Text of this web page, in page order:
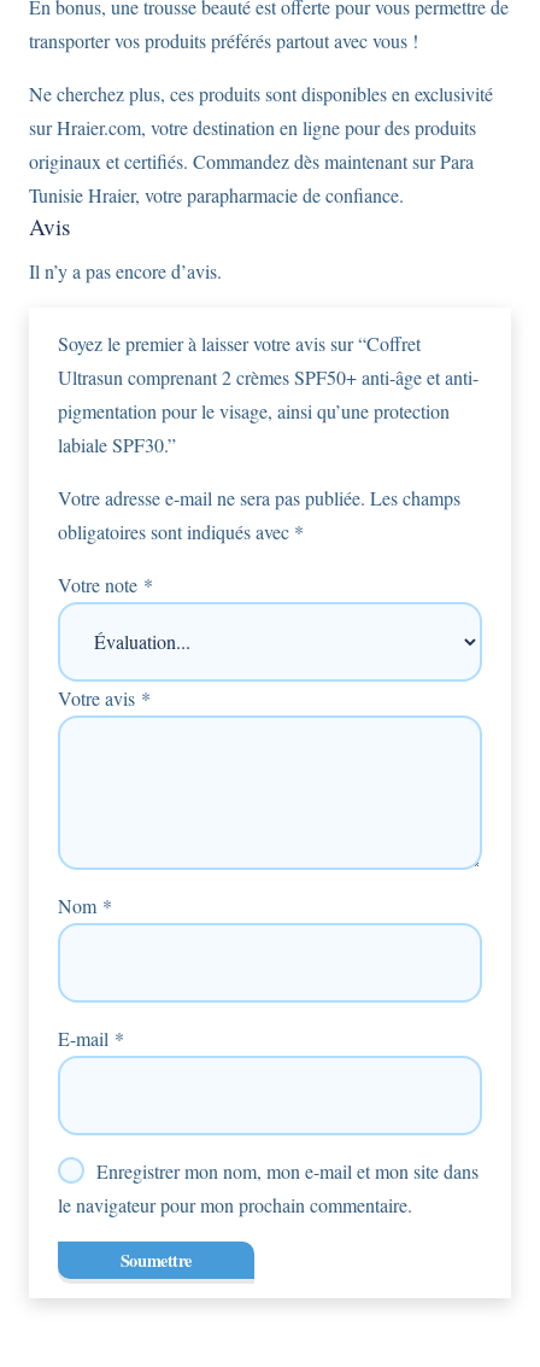
En bonus, une trousse beauté est offerte pour vous permettre de
transporter vos produits préférés partout avec vous !
Ne cherchez plus, ces produits sont disponibles en exclusivité
sur Hraier.com, votre destination en ligne pour des produits
originaux et certifiés. Commandez dès maintenant sur Para
Tunisie Hraier, votre parapharmacie de confiance.
Avis
Il n’y a pas encore d’avis.
Soyez le premier à laisser votre avis sur “Coffret
Ultrasun comprenant 2 crèmes SPF50+ anti-âge et anti-
pigmentation pour le visage, ainsi qu’une protection
labiale SPF30.”
Votre adresse e-mail ne sera pas publiée. Les champs
obligatoires sont indiqués avec *
Votre note *
Votre avis *
Nom *
E-mail *
Enregistrer mon nom, mon e-mail et mon site dans
le navigateur pour mon prochain commentaire.